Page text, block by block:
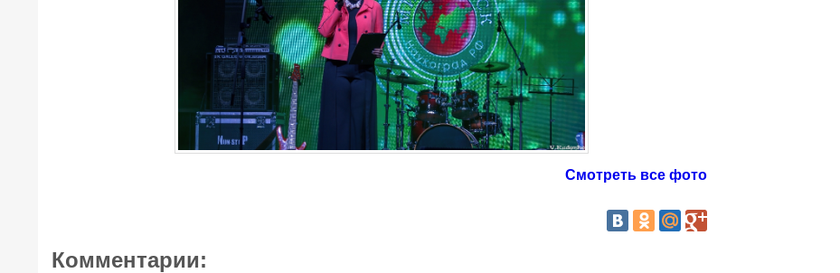
Смотреть все фото
Комментарии: